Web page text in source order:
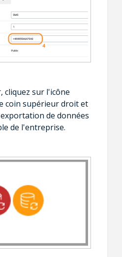
cliquez sur l'icône
coin supérieur droit et
de données
de l'entreprise.